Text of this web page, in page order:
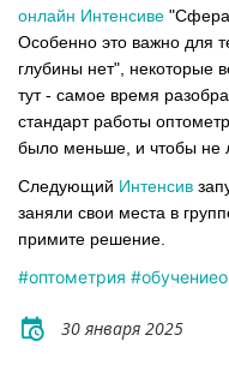
онлайн Интенсиве
Особенно это важно для
глубины нет", некоторые
тут - самое время
стандарт работы
было меньше, и чтобы не
Следующий Интенсив
заняли свои места в
примите решение.
#оптометрия
30 января 2025